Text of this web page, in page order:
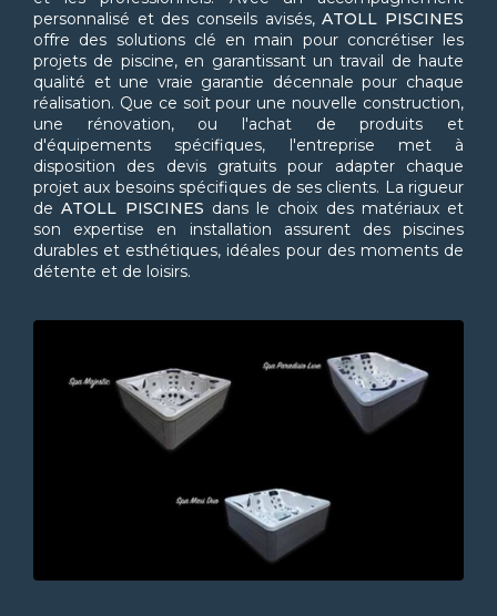
personnalisé et des conseils avisés,ATOLL PISCINES
offre des solutions clé en main pour concrétiser les
projets de piscine, en garantissant un travail de haute
qualité et une vraie garantie décennale pour chaque
réalisation. Que ce soit pour une nouvelle construction,
une rénovation, ou l'achat de produits et
d'équipements spécifiques, l'entreprise met à
disposition des devis gratuits pour adapter chaque
projet aux besoins spécifiques de ses clients. La rigueur
deATOLL PISCINES dans le choix des matériaux et
son expertise en installation assurent des piscines
durables et esthétiques, idéales pour des moments de
détente et de loisirs.